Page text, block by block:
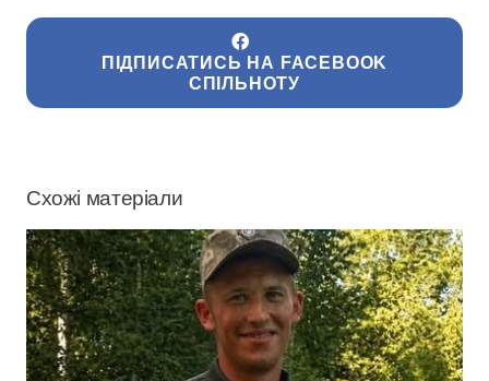
ПІДПИСАТИСЬ НА FACEBOOK
СПІЛЬНОТУ
Схожі матеріали